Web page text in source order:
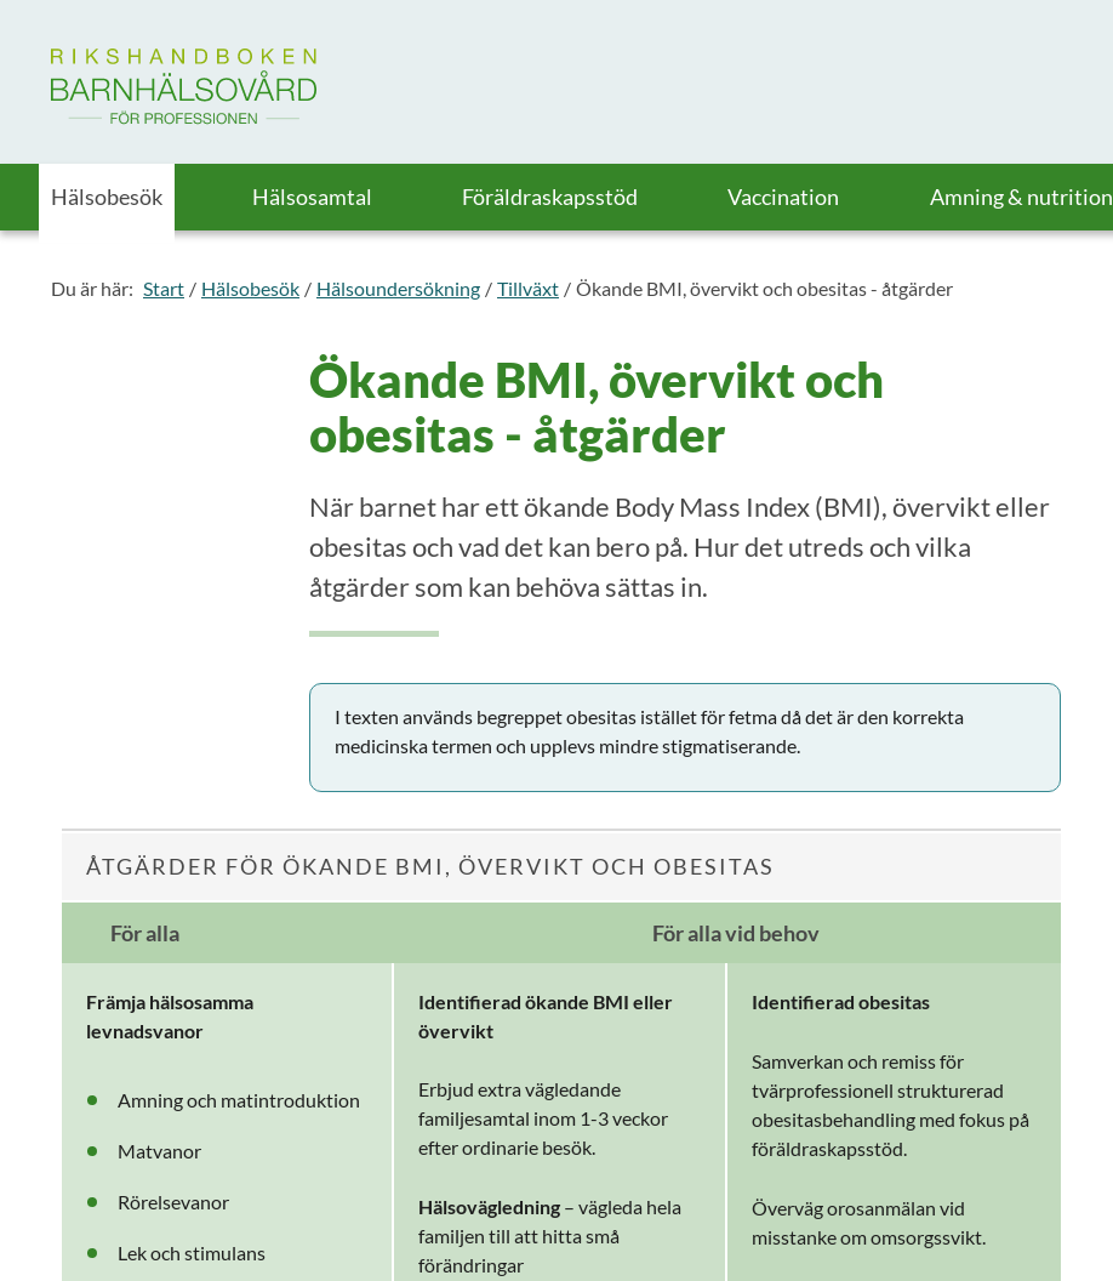
Till startsidan för Rikshandboken i barnhälsovård
Hälsobesök Hälsosamtal Föräldraskapsstöd Vaccination Amning & nutrition
Du är här: Start Hälsobesök Hälsoundersökning Tillväxt Ökande BMI, övervikt och obesitas - åtgärder
Ökande BMI, övervikt och
obesitas - åtgärder
När barnet har ett ökande Body Mass Index (BMI), övervikt eller
obesitas och vad det kan bero på. Hur det utreds och vilka
åtgärder som kan behöva sättas in.
I texten används begreppet obesitas istället för fetma då det är den korrekta
medicinska termen och upplevs mindre stigmatiserande.
ÅTGÄRDER FÖR ÖKANDE BMI, ÖVERVIKT OCH OBESITAS
För alla För alla vid behov
Främja hälsosamma
levnadsvanor
Amning och matintroduktion
Matvanor
Rörelsevanor
Lek och stimulans
Identifierad ökande BMIeller
övervikt
Erbjud extra vägledande
familjesamtal inom 1-3 veckor
efter ordinarie besök.
Hälsovägledning – vägleda hela
familjen till att hitta små
förändringar
Identifierad obesitas
Samverkan och remiss för
tvärprofessionell strukturerad
obesitasbehandling med fokus på
föräldraskapsstöd.
Överväg orosanmälan vid
misstanke om omsorgssvikt.